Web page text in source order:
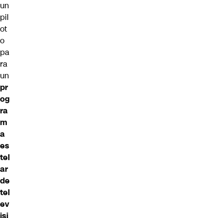
un
pil
ot
o
pa
ra
un
pr
og
ra
m
a
es
tel
ar
de
tel
ev
isi